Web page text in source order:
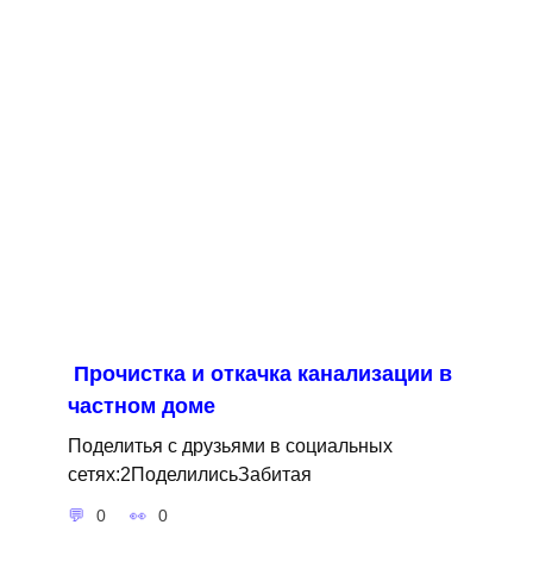
Прочистка и откачка канализации в
частном доме
Поделитья с друзьями в социальных
сетях:2ПоделилисьЗабитая
0 0